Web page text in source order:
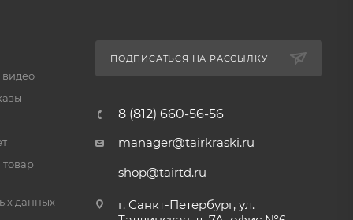
товар
данных
ПОДПИСАТЬСЯ НА РАССЫЛКУ
8 (812) 660-56-56
manager@tairkraski.ru
shop@tairtd.ru
г. Санкт-Петербург, ул.